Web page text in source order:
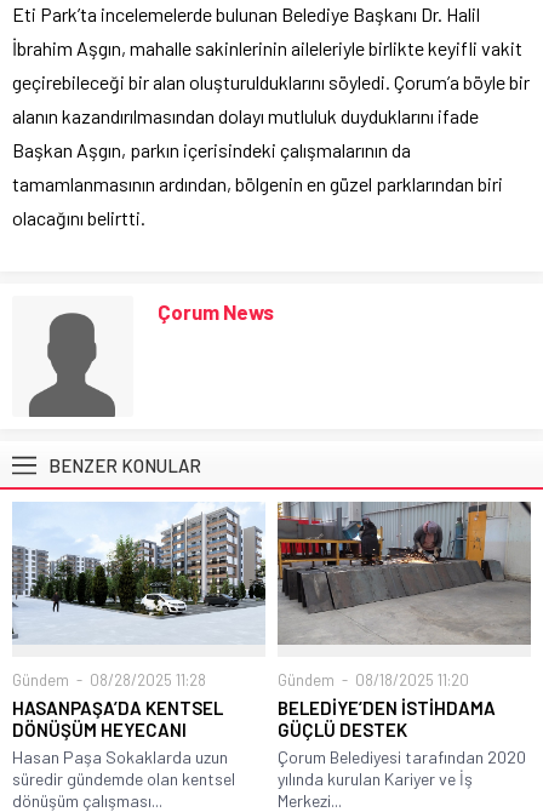
Eti Park’ta incelemelerde bulunan Belediye Başkanı Dr. Halil
İbrahim Aşgın, mahalle sakinlerinin aileleriyle birlikte keyifli vakit
geçirebileceği bir alan oluşturulduklarını söyledi. Çorum’a böyle bir
alanın kazandırılmasından dolayı mutluluk duyduklarını ifade
Başkan Aşgın, parkın içerisindeki çalışmalarının da
tamamlanmasının ardından, bölgenin en güzel parklarından biri
olacağını belirtti.
Çorum News
BENZER KONULAR
Gündem 08/28/2025 11:28
HASANPAŞA’DA KENTSEL
DÖNÜŞÜM HEYECANI
Hasan Paşa Sokaklarda uzun
süredir gündemde olan kentsel
dönüşüm çalışması...
Gündem 08/18/2025 11:20
BELEDİYE’DEN İSTİHDAMA
GÜÇLÜ DESTEK
Çorum Belediyesi tarafından 2020
yılında kurulan Kariyer ve İş
Merkezi...